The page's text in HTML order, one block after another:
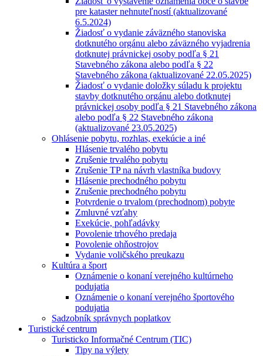
pre kataster nehnuteľností (aktualizované
6.5.2024)
Žiadosť o vydanie záväzného stanoviska
dotknutého orgánu alebo záväzného vyjadrenia
dotknutej právnickej osoby podľa § 21
Stavebného zákona alebo podľa § 22
Stavebného zákona (aktualizované 22.05.2025)
Žiadosť o vydanie doložky súladu k projektu
stavby dotknutého orgánu alebo dotknutej
právnickej osoby podľa § 21 Stavebného zákona
alebo podľa § 22 Stavebného zákona
(aktualizované 23.05.2025)
Ohlásenie pobytu, rozhlas, exekúcie a iné
Hlásenie trvalého pobytu
Zrušenie trvalého pobytu
Zrušenie TP na návrh vlastníka budovy
Hlásenie prechodného pobytu
Zrušenie prechodného pobytu
Potvrdenie o trvalom (prechodnom) pobyte
Zmluvné vzťahy
Exekúcie, pohľadávky
Povolenie trhového predaja
Povolenie ohňostrojov
Vydanie voličského preukazu
Kultúra a šport
Oznámenie o konaní verejného kultúrneho
podujatia
Oznámenie o konaní verejného športového
podujatia
Sadzobník správnych poplatkov
Turistické centrum
Turisticko Informačné Centrum (TIC)
Tipy na výlety